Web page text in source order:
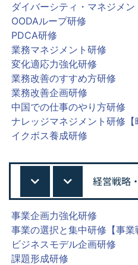
ダイバーシティ・マネジメン
OODAループ研修
PDCA研修
業務マネジメント研修
変化適応力強化研修
業務改善のすすめ方研修
業務改善企画研修
中国での仕事のやり方研修
ナレッジマネジメント研修【
イクボス養成研修
経営戦略
事業企画力強化研修
事業の選択と集中研修【事業
ビジネスモデル企画研修
課題形成研修